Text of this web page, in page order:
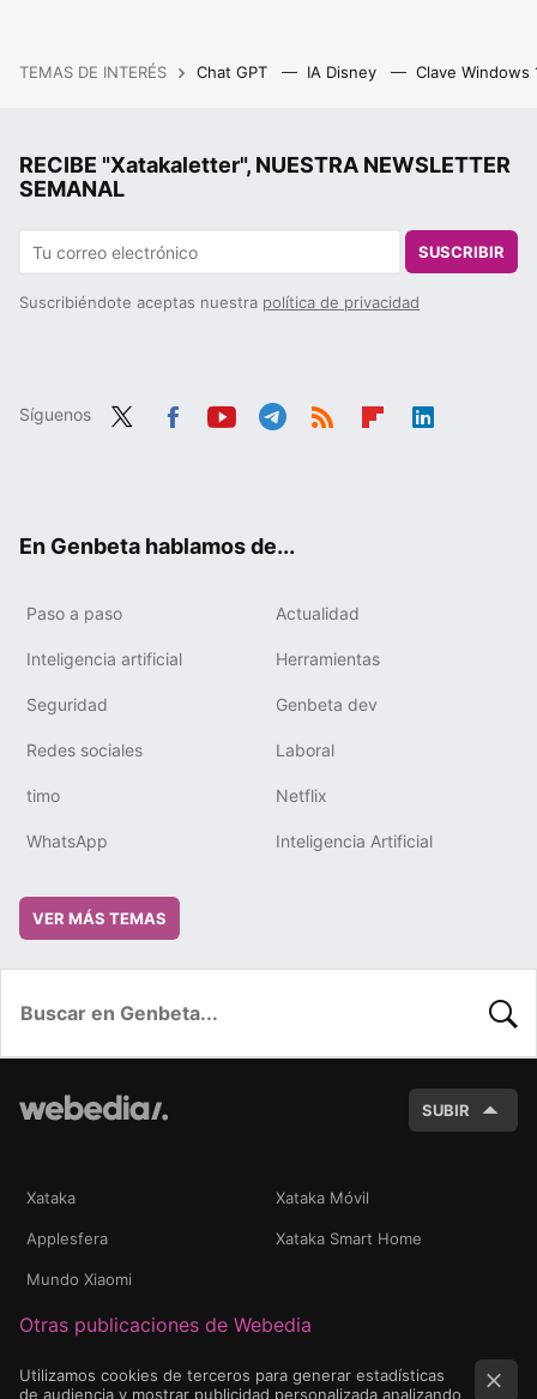
TEMAS DE INTERÉS Chat GPT IA Disney Clave Windows
RECIBE "Xatakaletter", NUESTRA NEWSLETTER
SEMANAL
SUSCRIBIR
Suscribiéndote aceptas nuestra política de privacidad
Síguenos
En Genbeta hablamos de...
Paso a paso Actualidad
Inteligencia artificial Herramientas
Seguridad Genbeta dev
Redes sociales Laboral
timo Netflix
WhatsApp Inteligencia Artificial
VER MÁS TEMAS
SUBIR
Xataka Xataka Móvil
Applesfera Xataka Smart Home
Mundo Xiaomi
Otras publicaciones de Webedia
Utilizamos cookies de terceros para generar estadísticas
de audiencia y mostrar publicidad personalizada analizando